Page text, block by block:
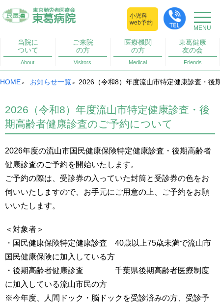
小児科
web予約
当院に
ついて
About
ご来院
の方
Visitors
医療機関
の方
Medical
東葛健康
友の会
Friends
HOME お知らせ一覧 2026（令和8）年度流山市特定健康診査・後
2026（令和8）年度流山市特定健康診査・後
期高齢者健康診査のご予約について
2026年度の流山市国民健康保険特定健康診査・後期高齢者
健康診査のご予約を開始いたします。
ご予約の際は、受診券の入っていた封筒と受診券の色をお
伺いいたしますので、お手元にご用意の上、ご予約をお願
いいたします。
＜対象者＞
・国民健康保険特定健康診査 40歳以上75歳未満で流山市
国民健康保険に加入している方
・後期高齢者健康診査 千葉県後期高齢者医療制度
に加入している流山市民の方
※今年度、人間ドック・脳ドックを受診済みの方、受診予